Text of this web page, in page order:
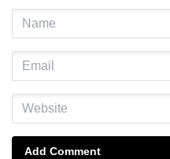
Add Comment